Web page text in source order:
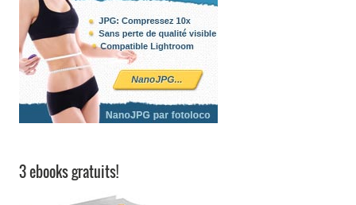
3 ebooks gratuits!